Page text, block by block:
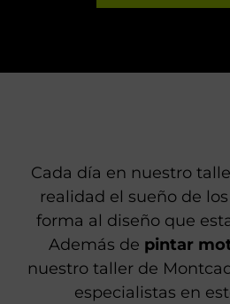
Cada día en nuestro
realidad el sueño de
forma al diseño que
Además de pintar
nuestro taller de
especialistas en